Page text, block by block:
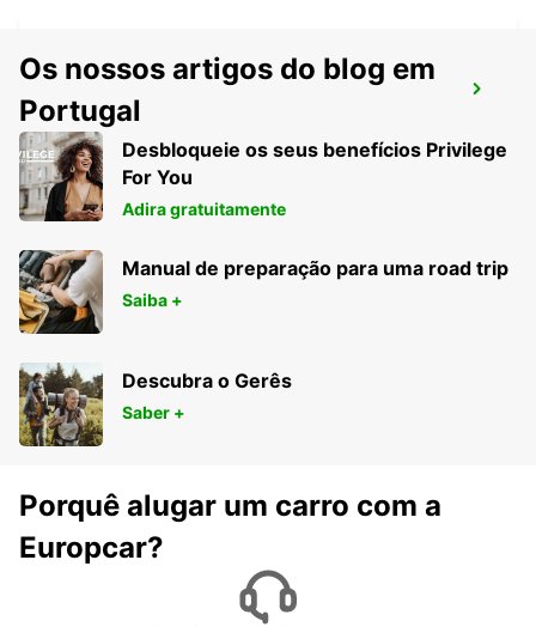
CRAILSHEIM
CRAILSHEIM - GERMANY
Os nossos artigos do blog em
Portugal
Desbloqueie os seus benefícios Privilege
For You
Adira gratuitamente
Manual de preparação para uma road trip
Saiba +
Descubra o Gerês
Saber +
Porquê alugar um carro com a
Europcar?